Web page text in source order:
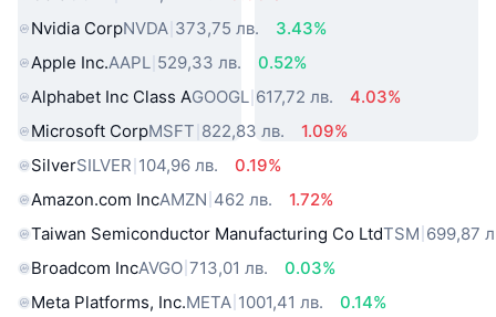
Nvidia CorpNVDA 373,75 лв.
3.43%
Apple Inc.AAPL 529,33 лв.
0.52%
Alphabet Inc Class AGOOGL 617,72 лв.
4.03%
Microsoft CorpMSFT 822,83 лв.
1.09%
SilverSILVER 104,96 лв.
0.19%
Amazon.com IncAMZN 462 лв.
1.72%
Taiwan Semiconductor Manufacturing Co LtdTSM 699,87
Broadcom IncAVGO 713,01 лв.
0.03%
Meta Platforms, Inc.META 1001,41 лв.
0.14%